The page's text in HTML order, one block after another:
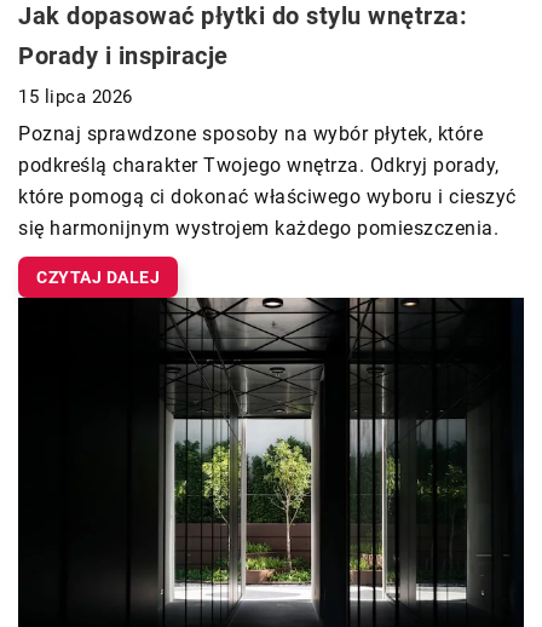
Jak dopasować płytki do stylu wnętrza:
Porady i inspiracje
15 lipca 2026
Poznaj sprawdzone sposoby na wybór płytek, które
podkreślą charakter Twojego wnętrza. Odkryj porady,
które pomogą ci dokonać właściwego wyboru i cieszyć
się harmonijnym wystrojem każdego pomieszczenia.
CZYTAJ DALEJ